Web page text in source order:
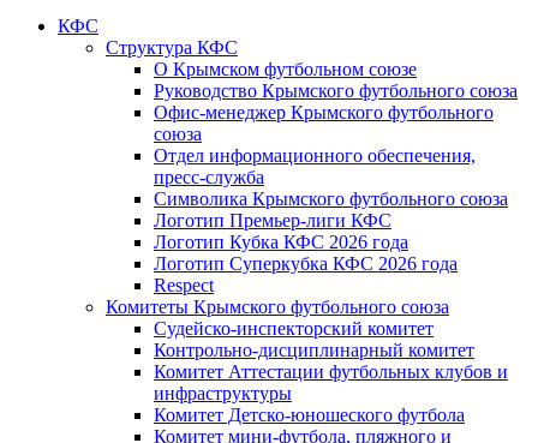
КФС
Структура КФС
О Крымском футбольном союзе
Руководство Крымского футбольного союза
Офис-менеджер Крымского футбольного
союза
Отдел информационного обеспечения,
пресс-служба
Символика Крымского футбольного союза
Логотип Премьер-лиги КФС
Логотип Кубка КФС 2026 года
Логотип Суперкубка КФС 2026 года
Respect
Комитеты Крымского футбольного союза
Судейско-инспекторский комитет
Контрольно-дисциплинарный комитет
Комитет Аттестации футбольных клубов и
инфраструктуры
Комитет Детско-юношеского футбола
Комитет мини-футбола, пляжного и